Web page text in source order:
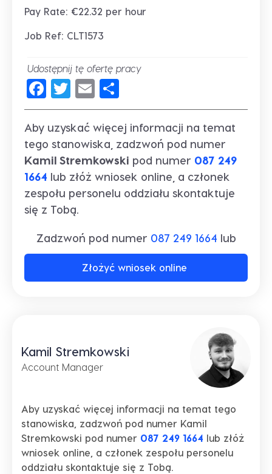
Pay Rate: €22.32 per hour
Job Ref: CLT1573
Udostępnij tę ofertę pracy
Facebook
Twitter
Email
Aby uzyskać więcej informacji na temat
tego stanowiska, zadzwoń pod numer
Kamil Stremkowski pod numer 087 249
1664 lub złóż wniosek online, a członek
zespołu personelu oddziału skontaktuje
się z Tobą.
Zadzwoń pod numer 087 249 1664 lub
Złożyć wniosek online
Kamil Stremkowski
Account Manager
Aby uzyskać więcej informacji na temat tego
stanowiska, zadzwoń pod numer Kamil
Stremkowski pod numer 087 249 1664 lub złóż
wniosek online, a członek zespołu personelu
oddziału skontaktuje się z Tobą.